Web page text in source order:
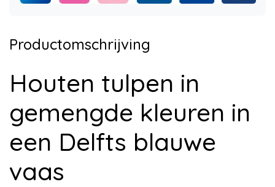
Productomschrijving
Houten tulpen in
gemengde kleuren in
een Delfts blauwe
vaas